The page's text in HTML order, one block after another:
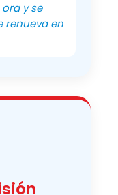
y se
renueva en